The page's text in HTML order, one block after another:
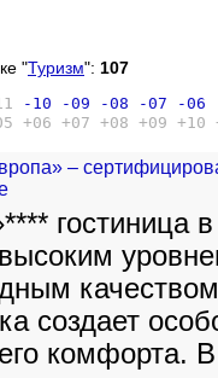
"Туризм": 107
-10 -09 -08 -07 -06
+06 +07 +08 +09 +10
–
гостиница
создает
комфорта.